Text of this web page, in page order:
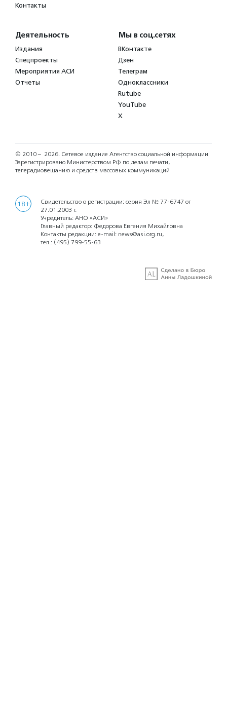
Контакты
Деятельность
Издания
Спецпроекты
Мероприятия АСИ
Отчеты
Мы в соц.сетях
ВКонтакте
Дзен
Телеграм
Одноклассники
Rutube
YouTube
X
© 2010 – 2026. Сетевое издание Агентство социальной информации
Зарегистрировано Министерством РФ по делам печати,
телерадиовещанию и средств массовых коммуникаций
18+
Свидетельство о регистрации: серия Эл № 77-6747 от
27.01.2003 г.
Учредитель: АНО «АСИ»
Главный редактор: Федорова Евгения Михайловна
Контакты редакции: e-mail: news@asi.org.ru,
тел.: (495) 799-55-63